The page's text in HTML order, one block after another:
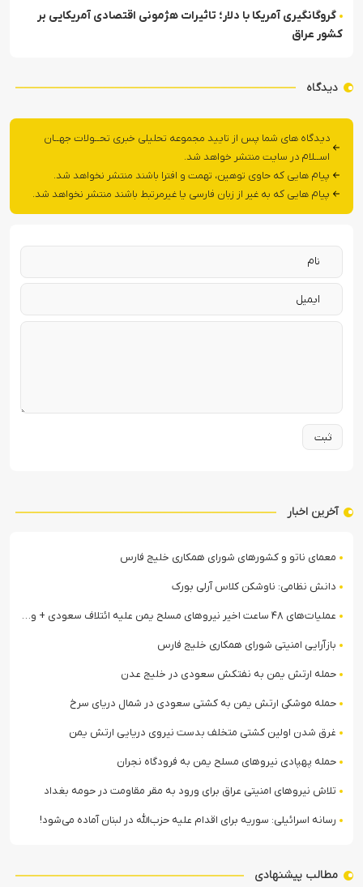
گروگان­گیری آمریکا با دلار؛ تاثیرات هژمونی اقتصادی آمریکایی بر
کشور عراق
دیدگاه
دیدگاه های شما پس از تایید مجموعه تحلیلی خبری تحــولات جهــان
اســلام در سایت منتشر خواهد شد.
پیام هایی که حاوی توهین، تهمت و افترا باشند منتشر نخواهد شد.
پیام هایی که به غیر از زبان فارسی یا غیرمرتبط باشند منتشر نخواهد شد.
آخرین اخبار
معمای ناتو و کشورهای شورای همکاری خلیج فارس
دانش نظامی: ناوشکن کلاس آرلی بورک
عملیات‌های ۴۸ ساعت اخیر نیروهای مسلح یمن علیه ائتلاف سعودی + ویدیو
بازآرایی امنیتی شورای همکاری خلیج فارس
حمله ارتش یمن به نفتکش سعودی در خلیج عدن
حمله موشکی ارتش یمن به کشتی سعودی در شمال دریای سرخ
غرق شدن اولین کشتی متخلف بدست نیروی دریایی ارتش یمن
حمله پهپادی نیروهای مسلح یمن به فرودگاه نجران
تلاش نیروهای امنیتی عراق برای ورود به مقر مقاومت در حومه بغداد
رسانه اسرائیلی: سوریه برای اقدام علیه حزب‌الله در لبنان آماده می‌شود!
مطالب پیشنهادی